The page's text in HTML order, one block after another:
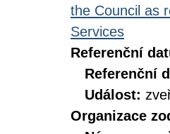
the Council as
Services
Referenční
Referenční
Událost:
Organizace